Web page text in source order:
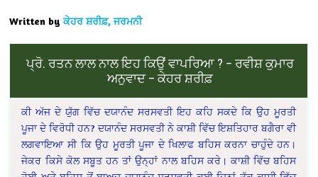
Written by ਕੇਹਰ ਸ਼ਰੀਫ਼, ਜਰਮਨੀ
ਪ੍ਰੋ. ਰਤਨ ਲਾਲ ਨਾਲ ਇਹ ਕਿਉਂ ਵਾਪਰਿਆ ? – ਰਵੀਸ਼ ਕੁਮਾਰ
ਅਨੁਵਾਦ – ਕੇਹਰ ਸ਼ਰੀਫ਼
ਕੀ ਅੱਜ ਦੇ ਯੁੱਗ ਵਿੱਚ ਦਯਾਨੰਦ ਸਰਸਵਤੀ ਇਹ ਕਹਿ ਸਕਦੇ ਕਿ ਉਹ ਮੂਰਤੀ
ਪੂਜਾ ਦੇ ਵਿਰੋਧੀ ਹਨ? ਦਯਾਨੰਦ ਸਰਸਵਤੀ ਨੇ ਕਾਸ਼ੀ ਵਿੱਚ ਇਸ਼ਤਿਹਾਰ ਬਗੈਰਾ ਵੀ
ਲਗਵਾਇਆ ਸੀ ਕਿ ਉਹ ਮੂਰਤੀ ਪੂਜਾ ਦੇ ਖਿਲਾਫ ਬਹਿਸ ਕਰਨਾ ਚਾਹੁੰਦੇ ਹਨ।
ਜੇਕਰ ਕਿਸੇ ਕੋਲ ਸਬੂਤ ਹਨ ਤਾਂ ਉਨ੍ਹਾਂ ਨਾਲ ਬਹਿਸ ਕਰੇ। ਕਾਸ਼ੀ ਵਿੱਚ ਬਹਿਸ